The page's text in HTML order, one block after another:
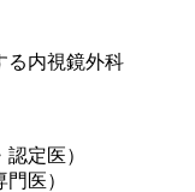
る内視鏡外科
定医）
医）